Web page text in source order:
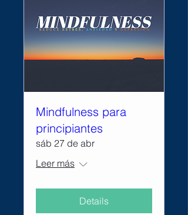
Mindfulness para
principiantes
sáb 27 de abr
Leer más
Details